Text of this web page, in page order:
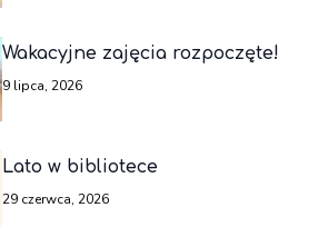
Wakacyjne zajęcia rozpoczęte!
9 lipca, 2026
Lato w bibliotece
29 czerwca, 2026